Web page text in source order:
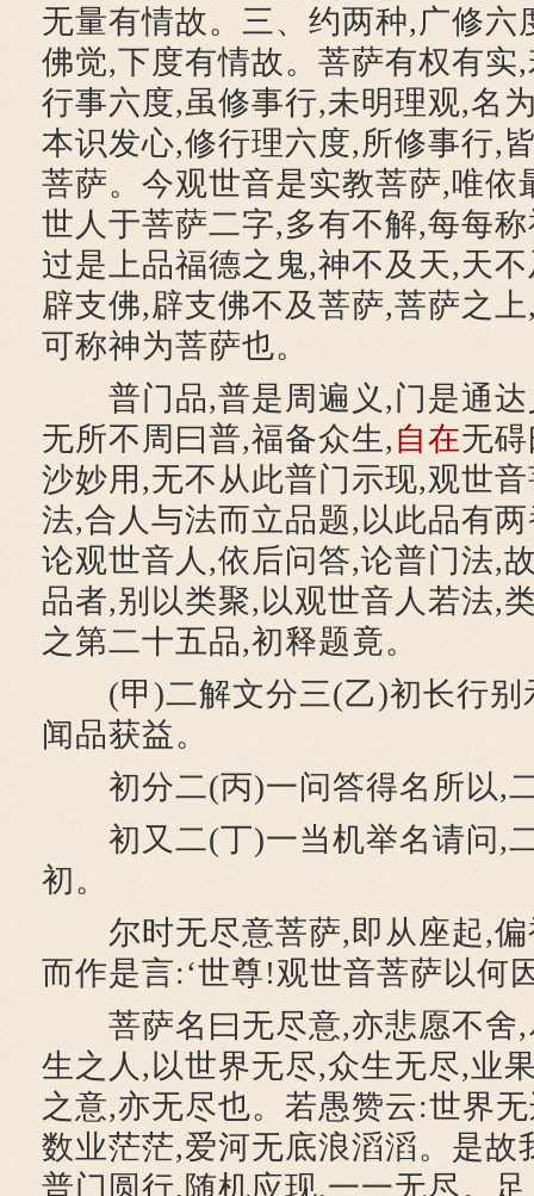
无量有情故。三、约两种,广修六
佛觉,下度有情故。菩萨有权有实
行事六度,虽修事行,未明理观,名
本识发心,修行理六度,所修事行,
菩萨。今观世音是实教菩萨,唯依
世人于菩萨二字,多有不解,每每
过是上品福德之鬼,神不及天,天
辟支佛,辟支佛不及菩萨,菩萨之
可称神为菩萨也。
普门品,普是周遍义,门是通达
无所不周曰普,福备众生, 自在无
沙妙用,无不从此普门示现,观世
法,合人与法而立品题,以此品有
论观世音人,依后问答,论普门法,
品者,别以类聚,以观世音人若法,
之第二十五品,初释题竟。
(甲)二解文分三(乙)初长行别
闻品获益。
初分二(丙)一问答得名所以,
初又二(丁)一当机举名请问,
初。
尔时无尽意菩萨,即从座起,偏
而作是言:‘世尊!观世音菩萨以何
菩萨名曰无尽意,亦悲愿不舍,
生之人,以世界无尽,众生无尽,业
之意,亦无尽也。若愚赞云:世界
数业茫茫,爱河无底浪滔滔。是故
普门圆行,随机应现,一一无尽。